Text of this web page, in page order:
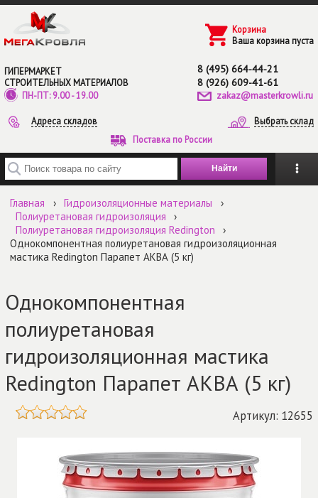
Перейти к основному содержанию
ГИПЕРМАРКЕТ
СТРОИТЕЛЬНЫХ МАТЕРИАЛОВ
ПН-ПТ: 9.00 - 19.00
8 (495) 664-44-21
8 (926) 609-41-61
zakaz@masterkrowli.ru
Адреса складов
Выбрать склад
Поставка по России
Корзина
Ваша корзина пуста
Введите ключевые слова для поиска
Главная › Гидроизоляционные материалы
›
Полиуретановая гидроизоляция
›
Полиуретановая гидроизоляция Redington
›
Однокомпонентная полиуретановая гидроизоляционная
мастика Redington Парапет АКВА (5 кг)
Однокомпонентная
полиуретановая
гидроизоляционная мастика
Redington Парапет АКВА (5 кг)
Артикул: 12655